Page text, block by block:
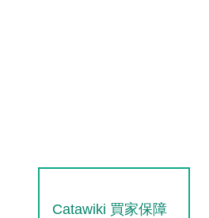
Catawiki 買家保障